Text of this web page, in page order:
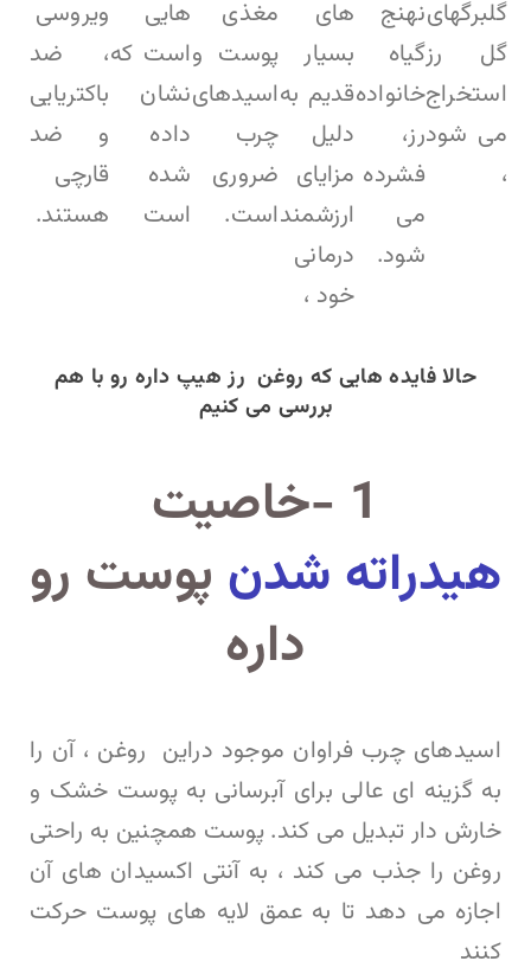
گلبرگهای
گل رز
استخراج
می شود
،
نهنج
گیاه
خانواده
رز،
فشرده
می
شود.
های
بسیار
قدیم به
دلیل
مزایای
ارزشمند
درمانی
خود ،
مغذی
پوست و
اسیدهای
چرب
ضروری
است.
هایی
است که
نشان
داده
شده
است
ویروسی
، ضد
باکتریایی
و ضد
قارچی
هستند.
حالا فایده هایی که روغن رز هیپ داره رو با هم
بررسی می کنیم
1 -خاصیت
هیدراته شدن پوست رو
داره
اسیدهای چرب فراوان موجود دراین روغن ، آن را
به گزینه ای عالی برای آبرسانی به پوست خشک و
خارش دار تبدیل می کند. پوست همچنین به راحتی
روغن را جذب می کند ، به آنتی اکسیدان های آن
اجازه می دهد تا به عمق لایه های پوست حرکت
کنند